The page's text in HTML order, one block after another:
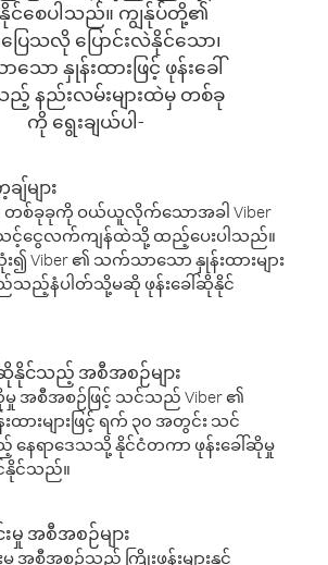
နိုင်စေပါသည်။ ကျွန်ုပ်တို့၏
ေသလို ပြောင်းလဲနိုင်သော၊
ော နှုန်းထားဖြင့် ဖုန်းခေါ်
နည်းလမ်းများထဲမှ တစ်ခု
ကို ရွေးချယ်ပါ-
များ
စ်ခုခုကို ဝယ်ယူလိုက်သောအခါ Viber
င့်ငွေလက်ကျန်ထဲသို့ ထည့်ပေးပါသည်။
Viber ၏ သက်သာသော နှုန်းထားများ
မည်သည့်နံပါတ်သို့မဆို ဖုန်းခေါ်ဆိုနိုင်
ဆိုနိုင်သည့် အစီအစဉ်များ
မှု အစီအစဉ်ဖြင့် သင်သည် Viber ၏
ားများဖြင့် ရက် ၃၀ အတွင်း သင်
ေရာဒေသသို့ နိုင်ငံတကာ ဖုန်းခေါ်ဆိုမှု
နိုင်သည်။
မှု အစီအစဉ်များ
အစီအစဉ်သည် ကြိုးဖုန်းများနှင့်